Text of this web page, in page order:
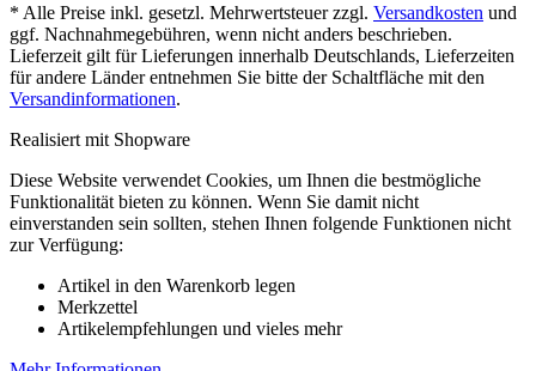
* Alle Preise inkl. gesetzl. Mehrwertsteuer zzgl. Versandkosten und
ggf. Nachnahmegebühren, wenn nicht anders beschrieben.
Lieferzeit gilt für Lieferungen innerhalb Deutschlands, Lieferzeiten
für andere Länder entnehmen Sie bitte der Schaltfläche mit den
Versandinformationen.
Realisiert mit Shopware
Diese Website verwendet Cookies, um Ihnen die bestmögliche
Funktionalität bieten zu können. Wenn Sie damit nicht
einverstanden sein sollten, stehen Ihnen folgende Funktionen nicht
zur Verfügung:
Artikel in den Warenkorb legen
Merkzettel
Artikelempfehlungen und vieles mehr